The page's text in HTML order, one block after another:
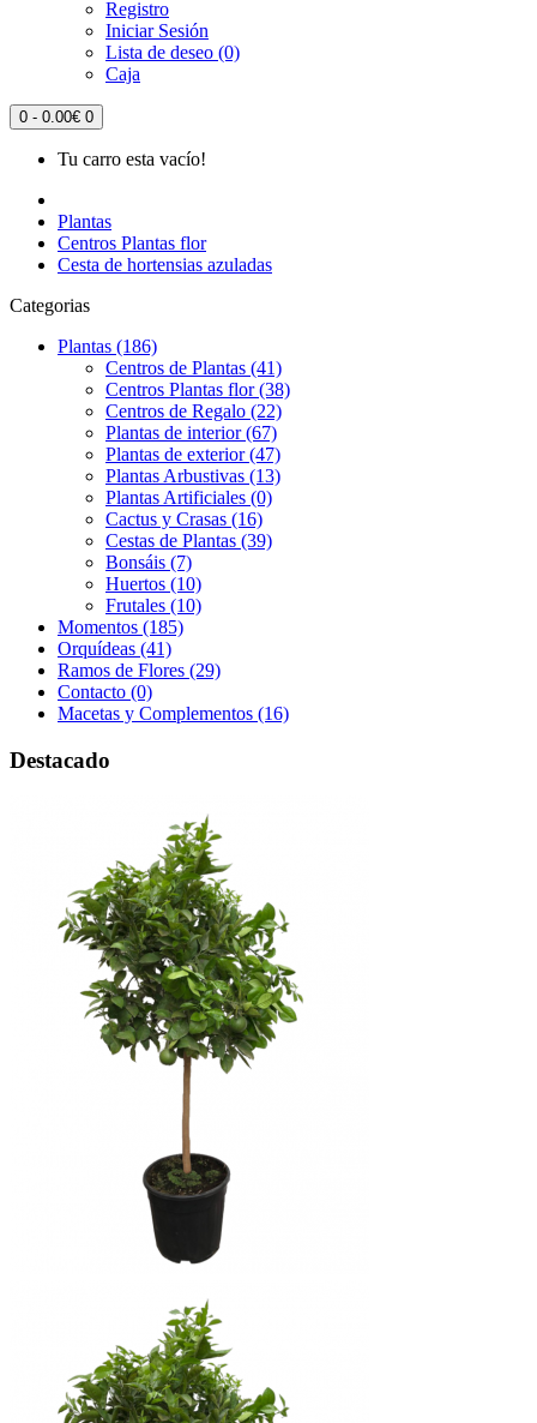
Registro
Iniciar Sesión
Lista de deseo (0)
Caja
0 - 0.00€ 0
Tu carro esta vacío!
Plantas
Centros Plantas flor
Cesta de hortensias azuladas
Categorias
Plantas (186)
Centros de Plantas (41)
Centros Plantas flor (38)
Centros de Regalo (22)
Plantas de interior (67)
Plantas de exterior (47)
Plantas Arbustivas (13)
Plantas Artificiales (0)
Cactus y Crasas (16)
Cestas de Plantas (39)
Bonsáis (7)
Huertos (10)
Frutales (10)
Momentos (185)
Orquídeas (41)
Ramos de Flores (29)
Contacto (0)
Macetas y Complementos (16)
Destacado